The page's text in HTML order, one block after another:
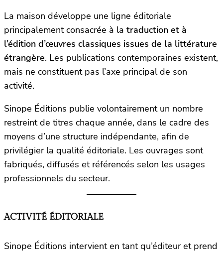
La maison développe une ligne éditoriale
principalement consacrée à la traduction et à
l’édition d’œuvres classiques issues de la littérature
étrangère. Les publications contemporaines existent,
mais ne constituent pas l’axe principal de son
activité.
Sinope Éditions publie volontairement un nombre
restreint de titres chaque année, dans le cadre des
moyens d’une structure indépendante, afin de
privilégier la qualité éditoriale. Les ouvrages sont
fabriqués, diffusés et référencés selon les usages
professionnels du secteur.
ACTIVITÉ ÉDITORIALE
Sinope Éditions intervient en tant qu’éditeur et prend